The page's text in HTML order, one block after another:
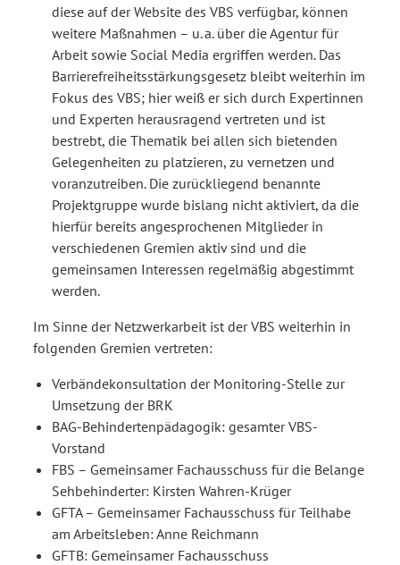
diese auf der Website des VBS verfügbar, können
weitere Maßnahmen – u. a. über die Agentur für
Arbeit sowie Social Media ergriffen werden. Das
Barrierefreiheitsstärkungsgesetz bleibt weiterhin im
Fokus des VBS; hier weiß er sich durch Expertinnen
und Experten herausragend vertreten und ist
bestrebt, die Thematik bei allen sich bietenden
Gelegenheiten zu platzieren, zu vernetzen und
voranzutreiben. Die zurückliegend benannte
Projektgruppe wurde bislang nicht aktiviert, da die
hierfür bereits angesprochenen Mitglieder in
verschiedenen Gremien aktiv sind und die
gemeinsamen Interessen regelmäßig abgestimmt
werden.
Im Sinne der Netzwerkarbeit ist der VBS weiterhin in
folgenden Gremien vertreten:
Verbändekonsultation der Monitoring-Stelle zur
Umsetzung der BRK
BAG-Behindertenpädagogik: gesamter VBS-
Vorstand
FBS – Gemeinsamer Fachausschuss für die Belange
Sehbehinderter: Kirsten Wahren-Krüger
GFTA – Gemeinsamer Fachausschuss für Teilhabe
am Arbeitsleben: Anne Reichmann
GFTB: Gemeinsamer Fachausschuss